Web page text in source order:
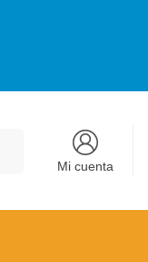
Mi cuenta